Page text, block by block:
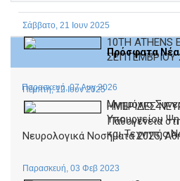
Σάββατο, 21 Ιουν 2025
10TH ATHENS
ΣΕΠΤΕΜΒΡΙΟΥ
Πέμπτη, 12 Ιουν 2025
ΗΜΕΡΙΔΕΣ
Παθογένεια
Νευρολογικά Νοσήματα 2025,
Παρασκευή, 03 Φεβ 2023
Πρόσφατα Νέα
Παρασκευή, 07 Αυγ 2026
Μνημόνιο
Υπουργείου
και Τεχνητής